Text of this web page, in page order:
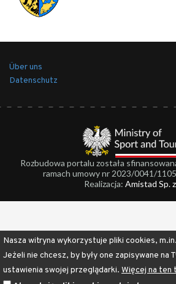
Über uns
Datenschutz
Rozbudowa portalu została
ramach umowy nr 2023/0041/
Realizacja: Amistad Sp.
Nasza witryna wykorzystuje pliki cookies,
Jeżeli nie chcesz, by były one zapisywane na
ustawienia swojej przeglądarki. Więcej na ten